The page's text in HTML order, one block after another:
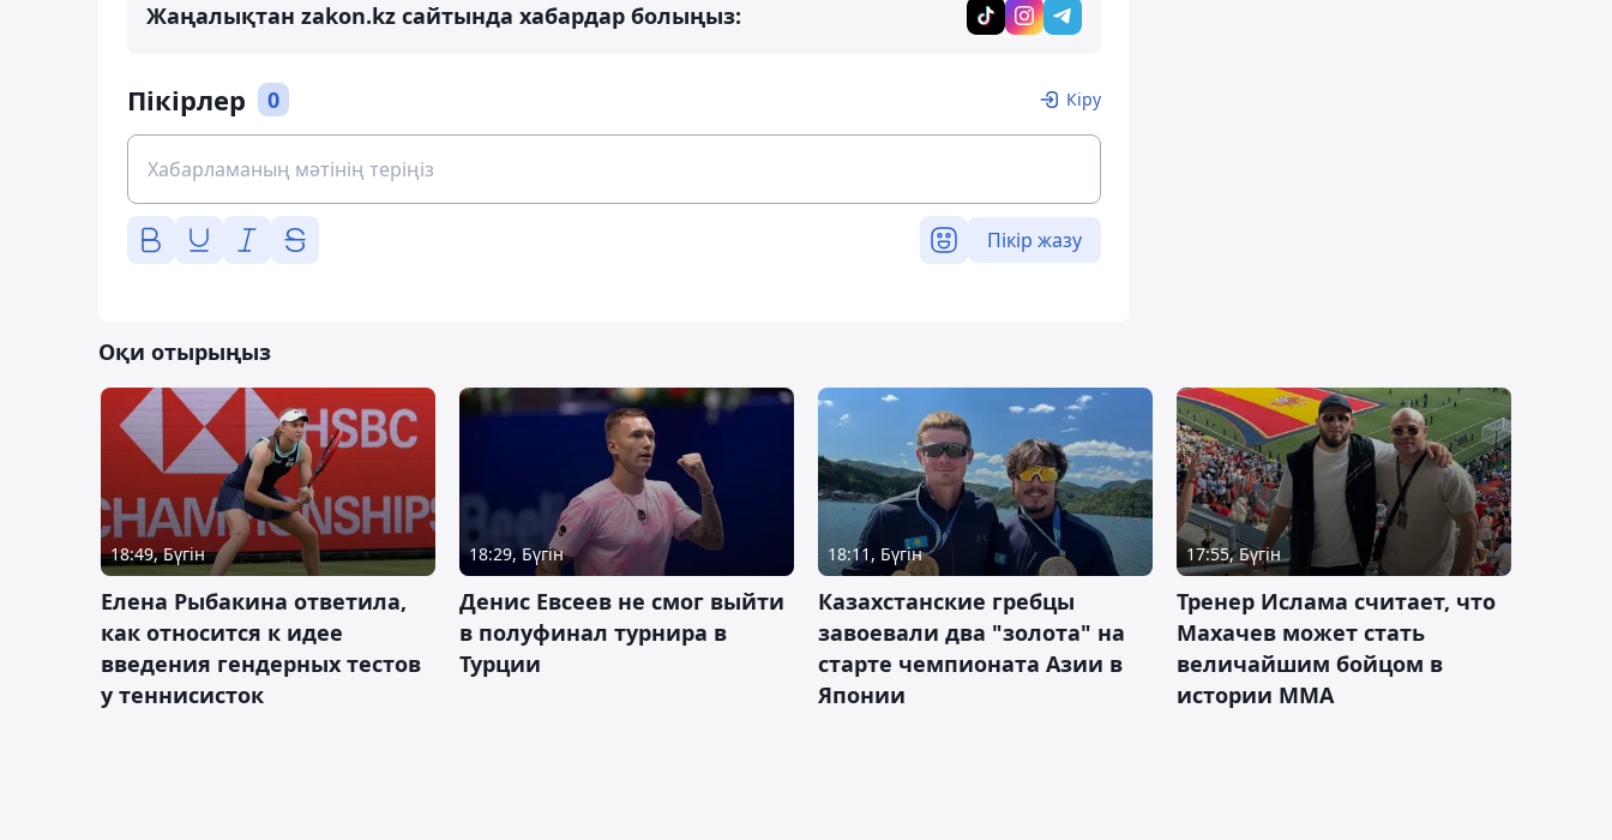
Жаңалықтан zakon.kz сайтында хабардар болыңыз:
Пікірлер 0 Кіру
Пікір жазу
Оқи отырыңыз
18:49, Бүгін
Елена Рыбакина ответила,
как относится к идее
введения гендерных тестов
у теннисисток
18:29, Бүгін
Денис Евсеев не смог выйти
в полуфинал турнира в
Турции
18:11, Бүгін
Казахстанские гребцы
завоевали два "золота" на
старте чемпионата Азии в
Японии
17:55, Бүгін
Тренер Ислама считает, что
Махачев может стать
величайшим бойцом в
истории ММА